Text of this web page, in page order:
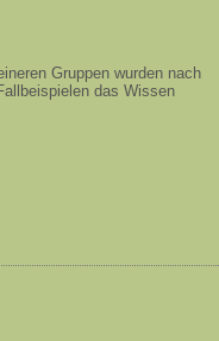
Gruppen wurden nach
das Wissen